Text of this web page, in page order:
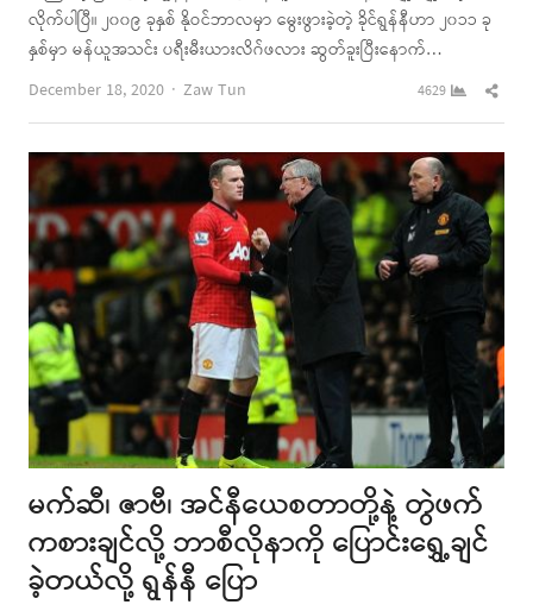
လိုက်ပါပြီ။ ၂၀၀၉ ခုနှစ် နိုဝင်ဘာလမှာ မွေးဖွားခဲ့တဲ့ ခိုင်ရွန်နီဟာ ၂၀၁၁ ခု
နှစ်မှာ မန်ယူအသင်း ပရီးမီးယားလိဂ်ဖလား ဆွတ်ခူးပြီးနောက်…
December 18, 2020
Author
Zaw Tun 4629
မက်ဆီ၊ ဇာဗီ၊ အင်နီယေစတာတို့နဲ့ တွဲဖက်
ကစားချင်လို့ ဘာစီလိုနာကို ပြောင်းရွှေ့ချင်
ခဲ့တယ်လို့ ရွန်နီ ပြော